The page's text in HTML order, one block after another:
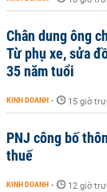
Chân dung ông
Từ phụ xe, sửa
35 năm tuổi
KINH DOANH - 15 giờ
PNJ công bố
thuế
KINH DOANH - 12 giờ